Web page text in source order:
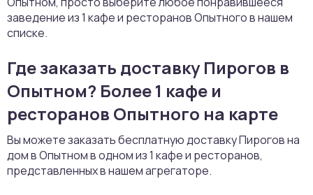
заведение из 1 кафе и ресторанов Опытного в нашем
списке.
Где заказать доставку Пирогов в
Опытном? Более 1 кафе и
ресторанов Опытного на карте
Вы можете заказать бесплатную доставку Пирогов на
дом в Опытном в одном из 1 кафе и ресторанов,
представленных в нашем агрегаторе.